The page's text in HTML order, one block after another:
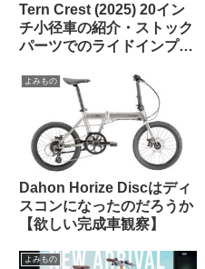
Tern Crest (2025) 20イン
チ小径車の紹介・ストック
パーツでのライドインプレ
い上質なミニベロ】
よみもの
Dahon Horize Discはディ
スコンになったのだろうか
【欲しい完成車観察】
よみもの